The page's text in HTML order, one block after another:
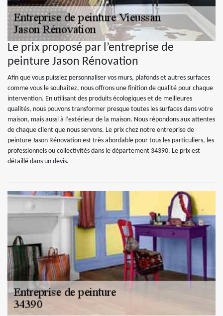
Le prix proposé par l’entreprise de
peinture Jason Rénovation
Afin que vous puissiez personnaliser vos murs, plafonds et autres surfaces
comme vous le souhaitez, nous offrons une finition de qualité pour chaque
intervention. En utilisant des produits écologiques et de meilleures
qualités, nous pouvons transformer presque toutes les surfaces dans votre
maison, mais aussi à l’extérieur de la maison. Nous répondons aux attentes
de chaque client que nous servons. Le prix chez notre entreprise de
peinture Jason Rénovation est très abordable pour tous les particuliers, les
professionnels ou collectivités dans le département 34390. Le prix est
détaillé dans un devis.